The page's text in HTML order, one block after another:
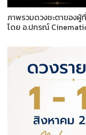
ภาพรวมดวงชะตาของผู้
โดย อ.ปกรณ์